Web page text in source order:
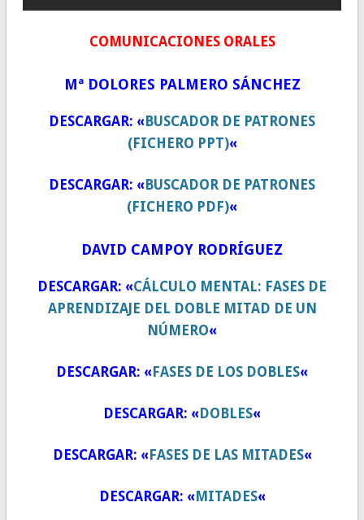
COMUNICACIONES ORALES
Mª DOLORES PALMERO SÁNCHEZ
DESCARGAR: «BUSCADOR DE PATRONES
(FICHERO PPT)«
DESCARGAR: «BUSCADOR DE PATRONES
(FICHERO PDF)«
DAVID CAMPOY RODRÍGUEZ
DESCARGAR: «CÁLCULO MENTAL: FASES DE
APRENDIZAJE DEL DOBLE MITAD DE UN
NÚMERO«
DESCARGAR: «FASES DE LOS DOBLES«
DESCARGAR: «DOBLES«
DESCARGAR: «FASES DE LAS MITADES«
DESCARGAR: «MITADES«